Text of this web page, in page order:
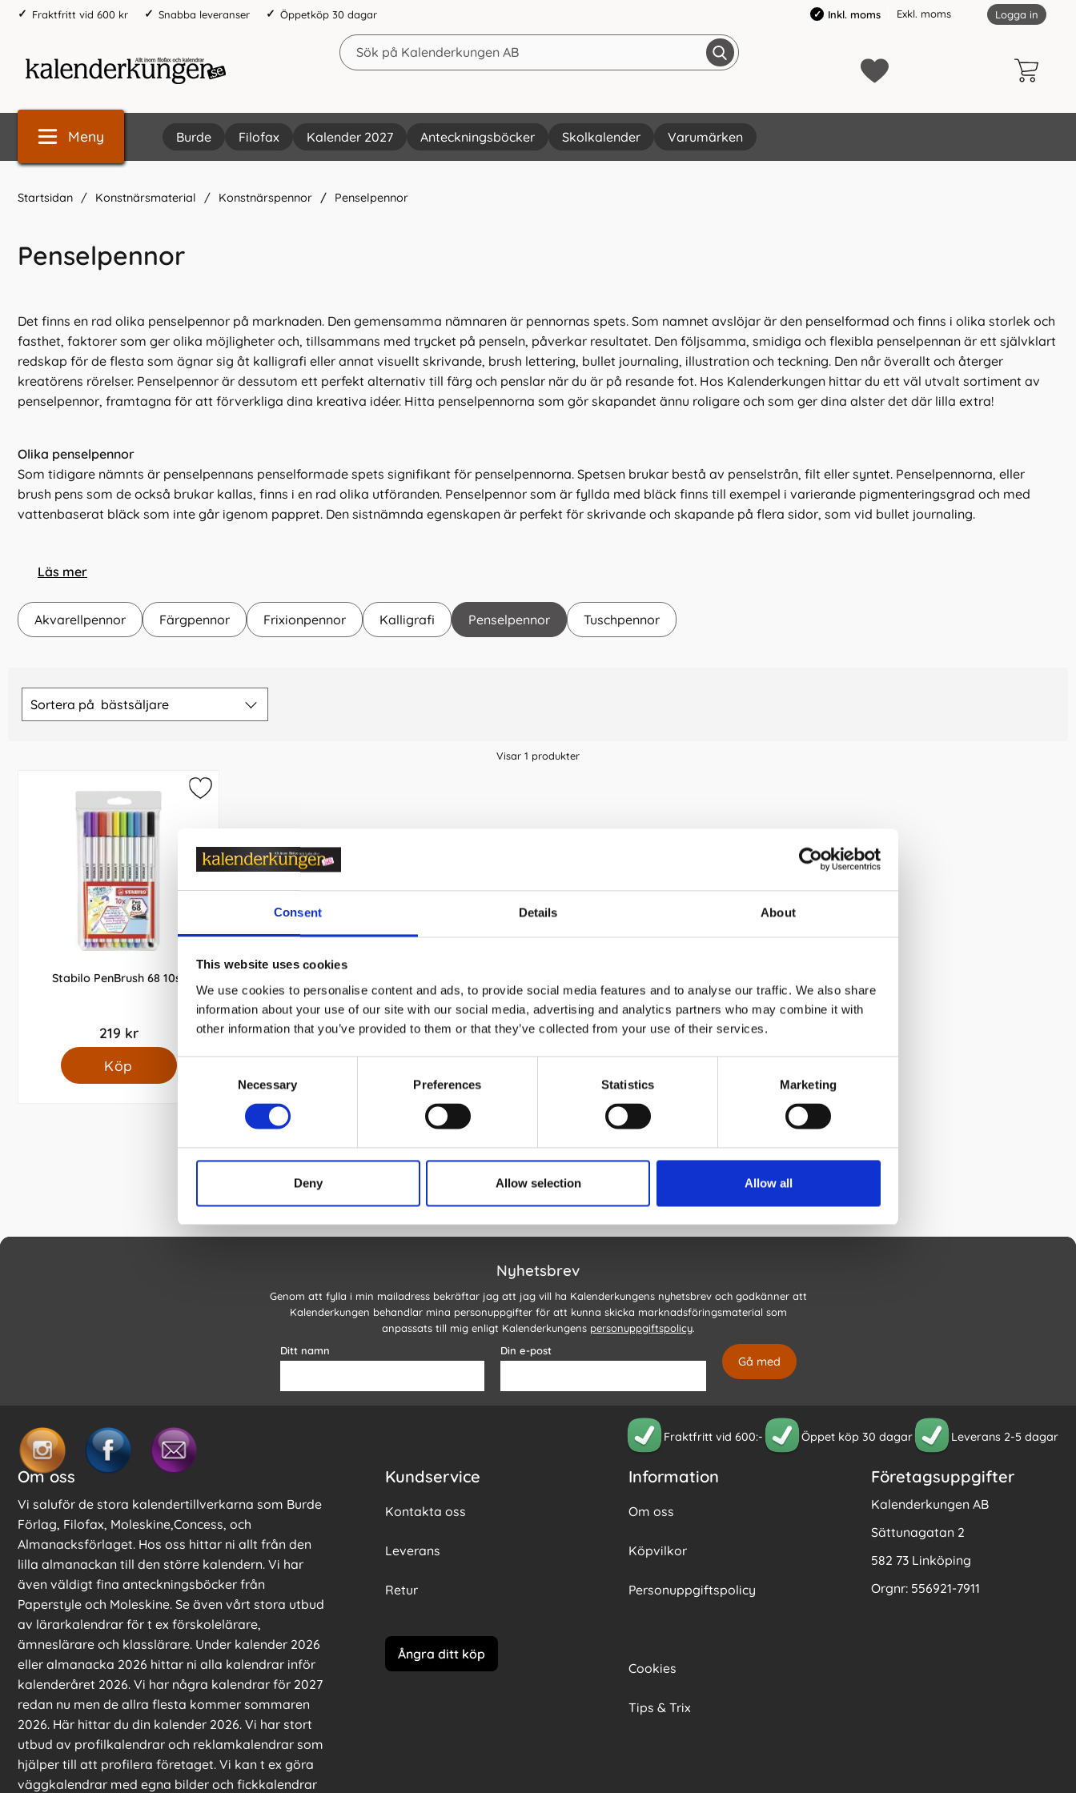
Consent Details About
This website uses cookies
We use cookies to personalise content and ads, to provide social media features and to analyse our traffic. We also share
information about your use of our site with our social media, advertising and analytics partners who may combine it with
other information that you’ve provided to them or that they’ve collected from your use of their services.
Necessary Preferences Statistics Marketing
Deny Allow selection Allow all
Fraktfritt vid 600 kr Snabba leveranser Öppetköp 30 dagar Inkl. moms Exkl. moms Logga in
Meny Burde Filofax Kalender 2027 Anteckningsböcker Skolkalender Varumärken
Startsidan Konstnärsmaterial Konstnärspennor Penselpennor
Penselpennor
Läs mer
Det finns en rad olika penselpennor på marknaden. Den gemensamma nämnaren är pennornas spets. Som namnet avslöjar är den penselformad och finns i olika storlek och
fasthet, faktorer som ger olika möjligheter och, tillsammans med trycket på penseln, påverkar resultatet. Den följsamma, smidiga och flexibla penselpennan är ett självklart
redskap för de flesta som ägnar sig åt kalligrafi eller annat visuellt skrivande, brush lettering, bullet journaling, illustration och teckning. Den når överallt och återger
kreatörens rörelser. Penselpennor är dessutom ett perfekt alternativ till färg och penslar när du är på resande fot. Hos Kalenderkungen hittar du ett väl utvalt sortiment av
penselpennor, framtagna för att förverkliga dina kreativa idéer. Hitta penselpennorna som gör skapandet ännu roligare och som ger dina alster det där lilla extra!
Olika penselpennor
Som tidigare nämnts är penselpennans penselformade spets signifikant för penselpennorna. Spetsen brukar bestå av penselstrån, filt eller syntet. Penselpennorna, eller
brush pens som de också brukar kallas, finns i en rad olika utföranden. Penselpennor som är fyllda med bläck finns till exempel i varierande pigmenteringsgrad och med
vattenbaserat bläck som inte går igenom pappret. Den sistnämnda egenskapen är perfekt för skrivande och skapande på flera sidor, som vid bullet journaling.
med vatten används som en pensel. Penselpennor som fylls med vatten kan kombineras med olika pigmentfärger. Många gillar att doppmomentet, som annars
konst och kräver sitt experimenterande. Prova dig fram bland olika varumärken, tjocklekar och hårdhetsgrader – det ger kunskap och gör att du sedan kan maxa ditt
uttryck med penselpennor som är perfekta för just dig.
Akvarellpennor Färgpennor Frixionpennor Kalligrafi Penselpennor Tuschpennor
Hoppa
över
filtersektionen
bästsäljare
Visar 1 produkter
Stabilo PenBrush 68 10st
219 kr
Köp
Nyhetsbrev
Genom att fylla i min mailadress bekräftar jag att jag vill ha Kalenderkungens nyhetsbrev och godkänner att
Kalenderkungen behandlar mina personuppgifter för att kunna skicka marknadsföringsmaterial som
anpassats till mig enligt Kalenderkungens personuppgiftspolicy.
Ditt namn
Din e-post
Fraktfritt vid 600:- Öppet köp 30 dagar Leverans 2-5 dagar
Om oss
Vi saluför de stora kalendertillverkarna som Burde
Förlag, Filofax, Moleskine,Concess, och
Almanacksförlaget. Hos oss hittar ni allt från den
lilla almanackan till den större kalendern. Vi har
även väldigt fina anteckningsböcker från
Paperstyle och Moleskine. Se även vårt stora utbud
av lärarkalendrar för t ex förskolelärare,
ämneslärare och klasslärare. Under kalender 2026
eller almanacka 2026 hittar ni alla kalendrar inför
kalenderåret 2026. Vi har några kalendrar för 2027
redan nu men de allra flesta kommer sommaren
2026. Här hittar du din kalender 2026. Vi har stort
utbud av profilkalendrar och reklamkalendrar som
hjälper till att profilera företaget. Vi kan t ex göra
väggkalendrar med egna bilder och fickkalendrar
Kundservice
Kontakta oss
Leverans
Retur
Ångra ditt köp
Information
Om oss
Köpvilkor
Personuppgiftspolicy
Cookies
Tips & Trix
Företagsuppgifter
Kalenderkungen AB
Sättunagatan 2
582 73 Linköping
Orgnr: 556921-7911